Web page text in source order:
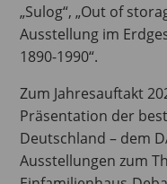
„Sulog“, „Out of
Ausstellung im
1890-1990“.
Zum Jahresauftakt
Präsentation der
Deutschland – dem
Ausstellungen zum